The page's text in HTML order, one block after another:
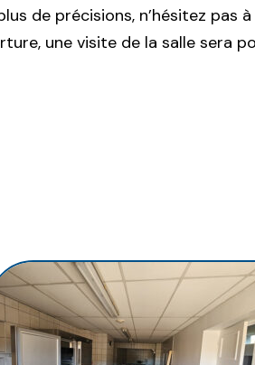
de précisions, n’hésitez pas
une visite de la salle sera